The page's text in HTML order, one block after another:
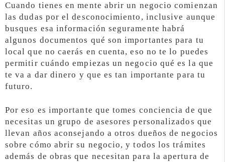
Cuando tienes en mente abrir un negocio comienzan
las dudas por el desconocimiento, inclusive aunque
busques esa información seguramente habrá
algunos documentos qué son importantes para tu
local que no caerás en cuenta, eso no te lo puedes
permitir cuándo empiezas un negocio qué es la que
te va a dar dinero y que es tan importante para tu
futuro.
Por eso es importante que tomes conciencia de que
necesitas un grupo de asesores personalizados que
llevan años aconsejando a otros dueños de negocios
sobre cómo abrir su negocio, y todos los trámites
además de obras que necesitan para la apertura de